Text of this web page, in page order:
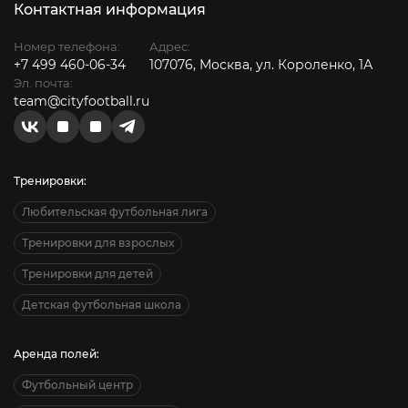
Контактная информация
Номер телефона:
+7 499 460-06-34
Эл. почта:
team@cityfootball.ru
Адрес:
107076, Москва, ул. Короленко, 1А
Тренировки:
Любительская футбольная лига
Тренировки для взрослых
Тренировки для детей
Детская футбольная школа
Аренда полей:
Футбольный центр